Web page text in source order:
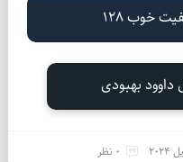
خوب 128
داوود بهبودی
0 نظر